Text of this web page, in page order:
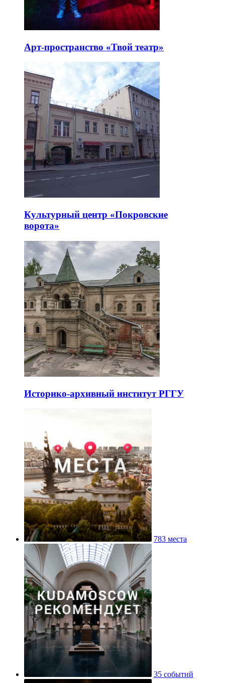
Арт-пространство «Твой театр»
Культурный центр «Покровские
ворота»
Историко-архивный институт РГГУ
783 места
35 событий